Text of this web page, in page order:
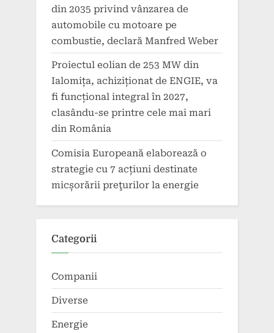
din 2035 privind vânzarea de
automobile cu motoare pe
combustie, declară Manfred Weber
Proiectul eolian de 253 MW din
Ialomița, achiziționat de ENGIE, va
fi funcțional integral în 2027,
clasându-se printre cele mai mari
din România
Comisia Europeană elaborează o
strategie cu 7 acțiuni destinate
micșorării preţurilor la energie
Categorii
Companii
Diverse
Energie